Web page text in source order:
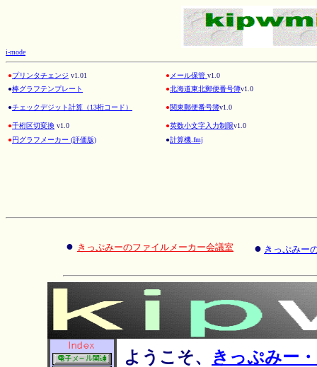
i-mode
●プリンタチェンジ v1.01 ● メール保管 v1.0
●棒グラフテンプレート ●北海道東北郵便番号簿v1.0
●チェックデジット計算（13桁コード） ●関東郵便番号簿v1.0
●千桁区切変換 v1.0 ●英数小文字入力制限v1.0
●円グラフメーカー (評価版) ●計算機.fmj
● きっぷみーのファイルメーカー会議室 ● きっぷみー
ようこそ、
きっぷみー